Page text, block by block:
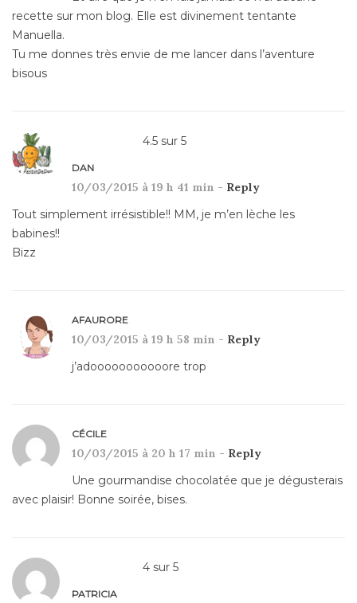
recette sur mon blog. Elle est divinement tentante
Manuella.
Tu me donnes très envie de me lancer dans l’aventure
bisous
4.5 sur 5
DAN
10/03/2015 à 19 h 41 min - Reply
Tout simplement irrésistible!! MM, je m’en lèche les
babines!!
Bizz
AFAURORE
10/03/2015 à 19 h 58 min - Reply
j’adooooooooooore trop
CÉCILE
10/03/2015 à 20 h 17 min - Reply
Une gourmandise chocolatée que je dégusterais
avec plaisir! Bonne soirée, bises.
4 sur 5
PATRICIA